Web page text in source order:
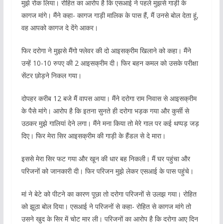
मुझे रोक लिया। रोहित का आरोप है कि एसआई ने पहले मुझसे गाड़ी के
कागज मांगे। मैंने कहा- कागज गाड़ी मालिक के पास हैं, मैं उनसे बोल देता हूं,
वह आपको कागज दे देंगे आकर।
फिर दरोगा ने मुझसे मैंगो फ्लेवर की दो आइसक्रीम खिलाने को कहा। मैंने
उन्हें 10-10 रुपए की 2 आइसक्रीम दी। फिर बहन कमल को उसके परीक्षा
सेंटर छोड़ने निकल गया।
दोपहर करीब 12 बजे मैं वापस आया। मैंने दरोगा राम निवास से आइसक्रीम
के पैसे मांगे। आरोप है कि इतना सुनते ही दरोगा भड़क गया और कुर्सी से
उठकर मुझे गालियां देने लगा। मैंने मना किया तो मेरे गाल पर कई थप्पड़ जड़
दिए। फिर मेरा सिर आइसक्रीम की गाड़ी के हैंडल से दे मारा।
इससे मेरा सिर फट गया और खून की धार बह निकली। मैं घर पहुंचा और
परिजनों को जानकारी दी। फिर परिजन मुझे लेकर एसआई के पास पहुंचे।
मां ने बेटे को पीटने का कारण पूछा तो दरोगा परिजनों से उलझ गया। रोहित
को झूठा बोल दिया। एसआई ने परिजनों से कहा- रोहित से कागज मांगे तो
उसने खुद के सिर में चोट मार ली। परिजनों का आरोप है कि दरोगा आए दिन